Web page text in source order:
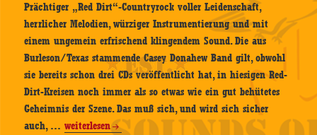
Prächtiger „Red Dirt“-Countryrock voller Leidenschaft,
herrlicher Melodien, würziger Instrumentierung und mit
einem ungemein erfrischend klingendem Sound. Die aus
Burleson/Texas stammende Casey Donahew Band gilt, obwohl
sie bereits schon drei CDs veröffentlicht hat, in hiesigen Red-
Dirt-Kreisen noch immer als so etwas wie ein gut behütetes
Geheimnis der Szene. Das muß sich, und wird sich sicher
auch, …Casey
weiterlesen